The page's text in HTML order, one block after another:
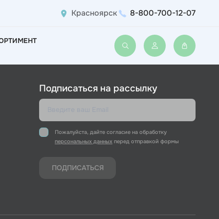
Красноярск 8-800-700-12-07
не
Войти или
Подписаться на рассылку
Пожалуйста, дайте согласие на обработку
персональных данныхперед отправкой формы
ПОДПИСАТЬСЯ